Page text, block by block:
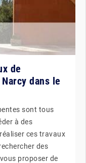
de
dans le
sont tous
à des
ces travaux
des
proposer de